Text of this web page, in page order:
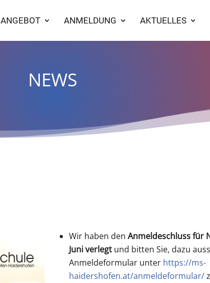
ANGEBOT ANMELDUNG AKTUELLES
NEWS
Wir haben denAnmeldeschluss für
Juni verlegt und bitten Sie, dazu
Anmeldeformular unter https://ms-
haidershofen.at/anmeldeformular/